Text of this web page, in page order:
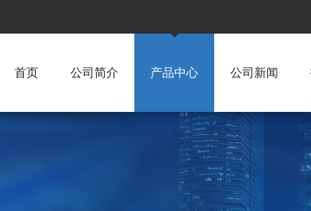
首页 公司简介 产品中心 公司新闻